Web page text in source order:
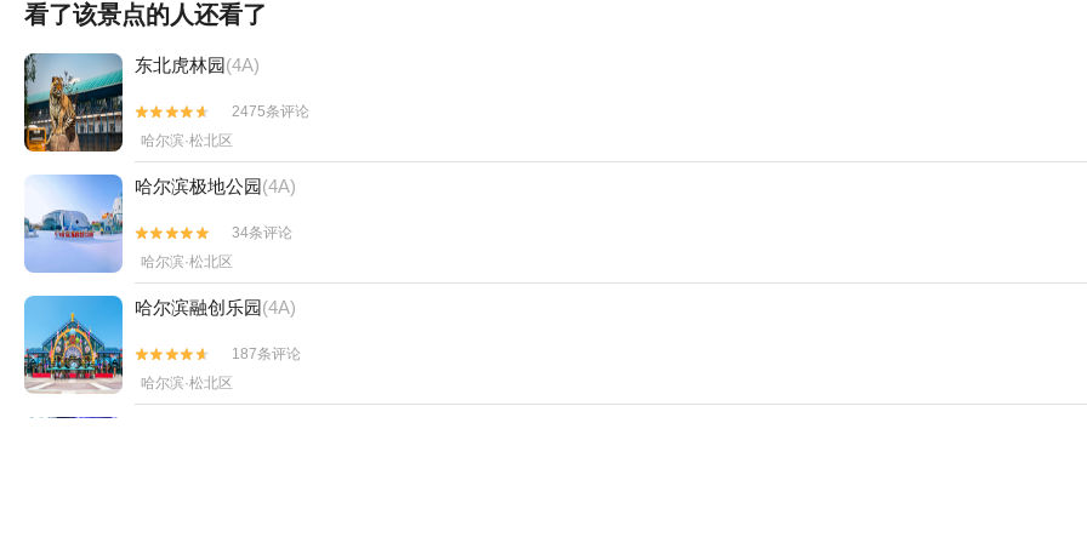
看了该景点的人还看了
东北虎林园(4A)


2475条评论
哈尔滨·松北区
哈尔滨极地公园(4A)


34条评论
哈尔滨·松北区
哈尔滨融创乐园(4A)


187条评论
哈尔滨·松北区